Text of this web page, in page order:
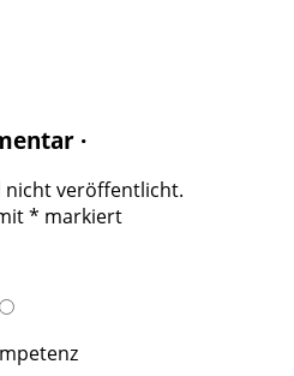
·
nicht veröffentlicht.
* markiert